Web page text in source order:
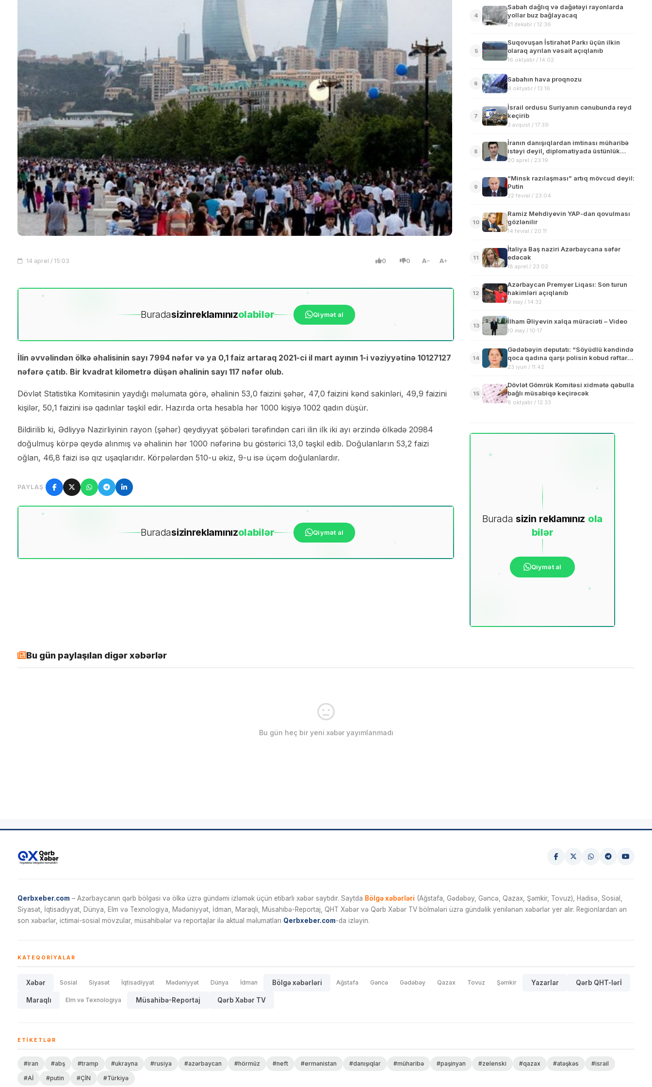
14 aprel / 15:03 0 0 A A
Buradasizinreklamınızolabilər Qiymət al
İlin əvvəlindən ölkə əhalisinin sayı 7994 nəfər və ya 0,1 faiz artaraq 2021-ci il mart ayının 1-i vəziyyətinə 10127127
nəfərə çatıb. Bir kvadrat kilometrə düşən əhalinin sayı 117 nəfər olub.
Dövlət Statistika Komitəsinin yaydığı məlumata görə, əhalinin 53,0 faizini şəhər, 47,0 faizini kənd sakinləri, 49,9 faizini
kişilər, 50,1 faizini isə qadınlar təşkil edir. Hazırda orta hesabla hər 1000 kişiyə 1002 qadın düşür.
Bildirilib ki, Ədliyyə Nazirliyinin rayon (şəhər) qeydiyyat şöbələri tərəfindən cari ilin ilk iki ayı ərzində ölkədə 20984
doğulmuş körpə qeydə alınmış və əhalinin hər 1000 nəfərinə bu göstərici 13,0 təşkil edib. Doğulanların 53,2 faizi
oğlan, 46,8 faizi isə qız uşaqlarıdır. Körpələrdən 510-u əkiz, 9-u isə üçəm doğulanlardır.
PAYLAŞ
Buradasizinreklamınızolabilər Qiymət al
4
Sabah dağlıq və dağətəyi rayonlarda
yollar buz bağlayacaq
21 dekabr / 12:36
5
Suqovuşan İstirahət Parkı üçün ilkin
olaraq ayrılan vəsait açıqlanıb
16 oktyabr / 14:02
6
Sabahın hava proqnozu
4 oktyabr / 13:16
7
İsrail ordusu Suriyanın cənubunda reyd
keçirib
3 avqust / 17:39
8
İranın danışıqlardan imtinası müharibə
istəyi deyil, diplomatiyada üstünlük
əldə etmək cəhdidir-Asif Nərimanlı
20 aprel / 23:19
9
“Minsk razılaşması” artıq mövcud deyil:
Putin
22 fevral / 23:04
10
Ramiz Mehdiyevin YAP-dan qovulması
gözlənilir
14 fevral / 20:11
11
İtaliya Baş naziri Azərbaycana səfər
edəcək
18 aprel / 23:02
12
Azərbaycan Premyer Liqası: Son turun
hakimləri açıqlanıb
9 may / 14:32
13
İlham Əliyevin xalqa müraciəti – Video
10 may / 10:17
14
Gədəbəyin deputatı: “Söyüdlü kəndində
qoca qadına qarşı polisin kobud rəftarı
qəbuledilməzdir”
23 iyun / 11:42
15
Dövlət Gömrük Komitəsi xidmətə qəbulla
bağlı müsabiqə keçirəcək
8 oktyabr / 12:33
Burada sizin reklamınız ola
bilər
Qiymət al
Bu gün paylaşılan digər xəbərlər
Bu gün heç bir yeni xəbər yayımlanmadı
Qerbxeber.com – Azərbaycanın qərb bölgəsi və ölkə üzrə gündəmi izləmək üçün etibarlı xəbər saytıdır. Saytda Bölgə xəbərləri (Ağstafa, Gədəbəy, Gəncə, Qazax, Şəmkir, Tovuz), Hadisə, Sosial,
Siyasət, İqtisadiyyat, Dünya, Elm və Texnologiya, Mədəniyyət, İdman, Maraqlı, Müsahibə-Reportaj, QHT Xəbər və Qərb Xəbər TV bölmələri üzrə gündəlik yenilənən xəbərlər yer alır. Regionlardan ən
son xəbərlər, ictimai-sosial mövzular, müsahibələr və reportajlar ilə aktual məlumatları Qerbxeber.com-da izləyin.
KATEQORIYALAR
Xəbər Sosial Siyasət İqtisadiyyat Mədəniyyət Dünya İdman Bölgə xəbərləri Ağstafa Gəncə Gədəbəy Qazax Tovuz Şəmkir Yazarlar Qərb QHT-lərİ
Maraqlı Elm və Texnologiya Müsahibə-Reportaj Qərb Xəbər TV
ETIKETLƏR
#iran #abş #tramp #ukrayna #rusiya #azərbaycan #hörmüz #neft #ermənistan #danışıqlar #müharibə #paşinyan #zelenski #qazax #atəşkəs
#israil
#Aİ
#putin #ÇİN #Türkiyə